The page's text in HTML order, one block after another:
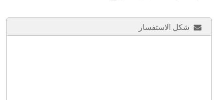
شكل الاستفسار